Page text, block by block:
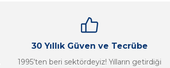
30 Yıllık Güven ve Tecrübe
1995’ten beri sektördeyiz! Yılların getirdiği